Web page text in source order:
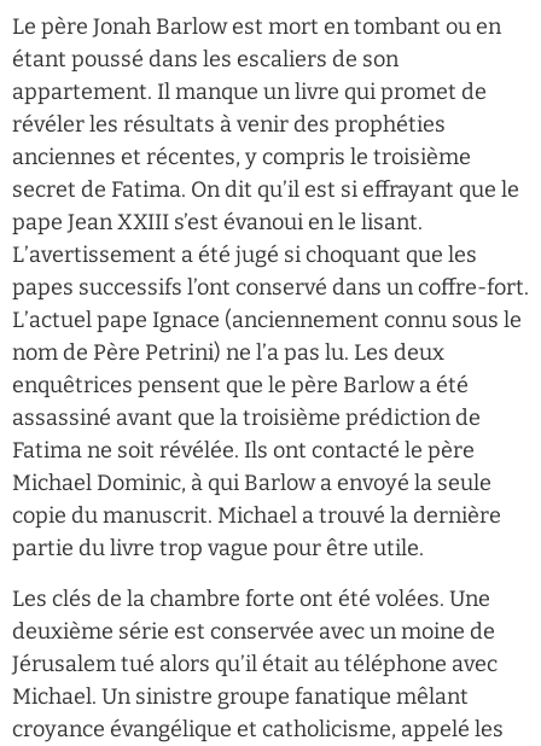
Le père Jonah Barlow est mort en tombant ou en
étant poussé dans les escaliers de son
appartement. Il manque un livre qui promet de
révéler les résultats à venir des prophéties
anciennes et récentes, y compris le troisième
secret de Fatima. On dit qu’il est si effrayant que le
pape Jean XXIII s’est évanoui en le lisant.
L’avertissement a été jugé si choquant que les
papes successifs l’ont conservé dans un coffre-fort.
L’actuel pape Ignace (anciennement connu sous le
nom de Père Petrini) ne l’a pas lu. Les deux
enquêtrices pensent que le père Barlow a été
assassiné avant que la troisième prédiction de
Fatima ne soit révélée. Ils ont contacté le père
Michael Dominic, à qui Barlow a envoyé la seule
copie du manuscrit. Michael a trouvé la dernière
partie du livre trop vague pour être utile.
Les clés de la chambre forte ont été volées. Une
deuxième série est conservée avec un moine de
Jérusalem tué alors qu’il était au téléphone avec
Michael. Un sinistre groupe fanatique mêlant
croyance évangélique et catholicisme, appelé les